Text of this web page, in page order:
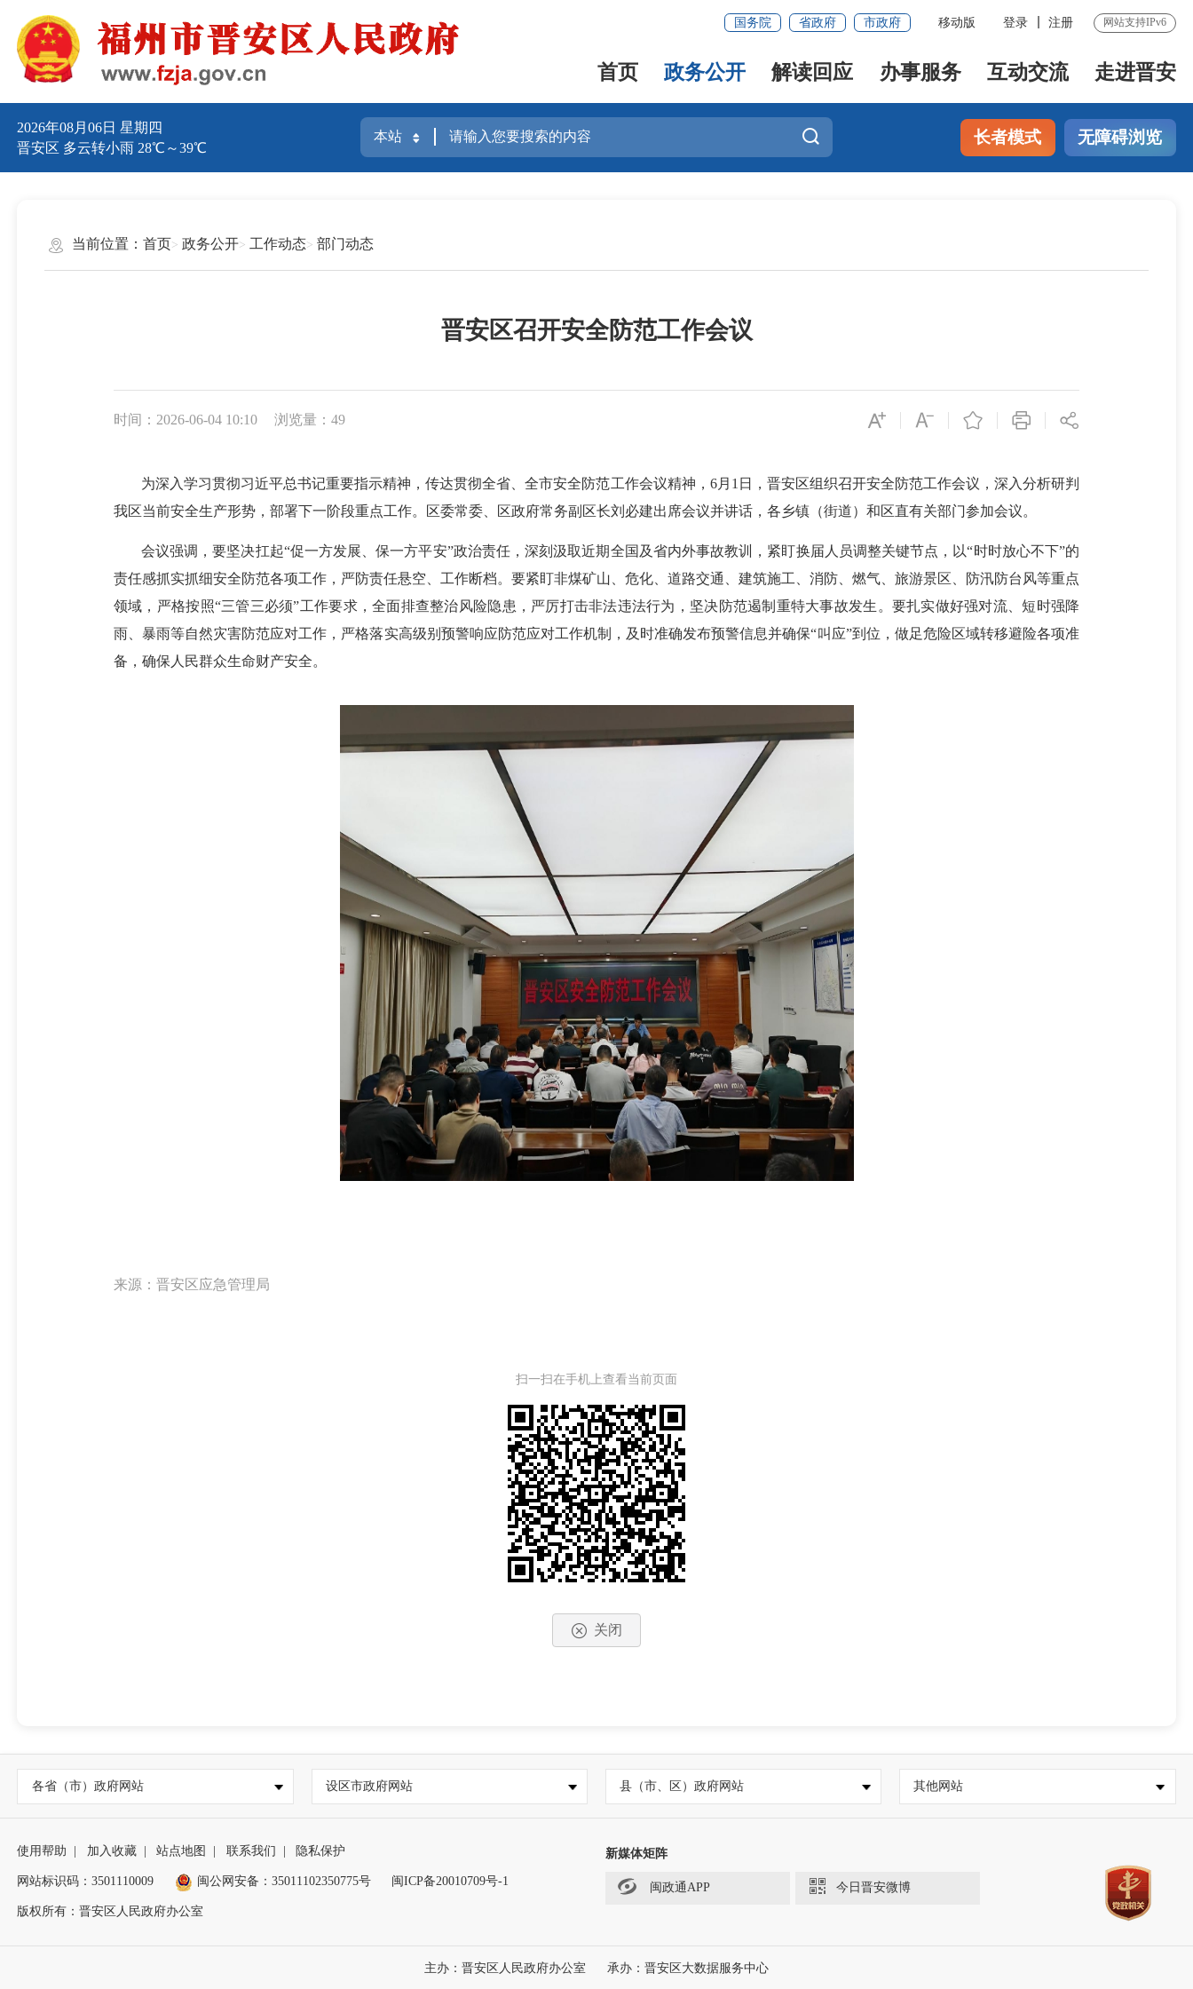
国务院 省政府 市政府 移动版 登录 注册 网站支持IPv6
首页 政务公开 解读回应 办事服务 互动交流 走进晋安
2026年08月06日 星期四
晋安区 多云转小雨 28℃～39℃
长者模式 无障碍浏览
当前位置： 首页 政务公开 工作动态 部门动态
晋安区召开安全防范工作会议
时间：2026-06-04 10:10 浏览量：49
为深入学习贯彻习近平总书记重要指示精神，传达贯彻全省、全市安全防范工作会议精神，6月1日，晋安区组织召开安全防范工作会议，深入分析研判
我区当前安全生产形势，部署下一阶段重点工作。区委常委、区政府常务副区长刘必建出席会议并讲话，各乡镇（街道）和区直有关部门参加会议。
会议强调，要坚决扛起“促一方发展、保一方平安”政治责任，深刻汲取近期全国及省内外事故教训，紧盯换届人员调整关键节点，以“时时放心不下”的
责任感抓实抓细安全防范各项工作，严防责任悬空、工作断档。要紧盯非煤矿山、危化、道路交通、建筑施工、消防、燃气、旅游景区、防汛防台风等重点
领域，严格按照“三管三必须”工作要求，全面排查整治风险隐患，严厉打击非法违法行为，坚决防范遏制重特大事故发生。要扎实做好强对流、短时强降
雨、暴雨等自然灾害防范应对工作，严格落实高级别预警响应防范应对工作机制，及时准确发布预警信息并确保“叫应”到位，做足危险区域转移避险各项准
备，确保人民群众生命财产安全。
来源：晋安区应急管理局
扫一扫在手机上查看当前页面
关闭
各省（市）政府网站 设区市政府网站 县（市、区）政府网站 其他网站
使用帮助 | 加入收藏 | 站点地图 | 联系我们 | 隐私保护
网站标识码：3501110009 闽公网安备：35011102350775号 闽ICP备20010709号-1
版权所有：晋安区人民政府办公室
新媒体矩阵
闽政通APP 今日晋安微博
主办：晋安区人民政府办公室 承办：晋安区大数据服务中心